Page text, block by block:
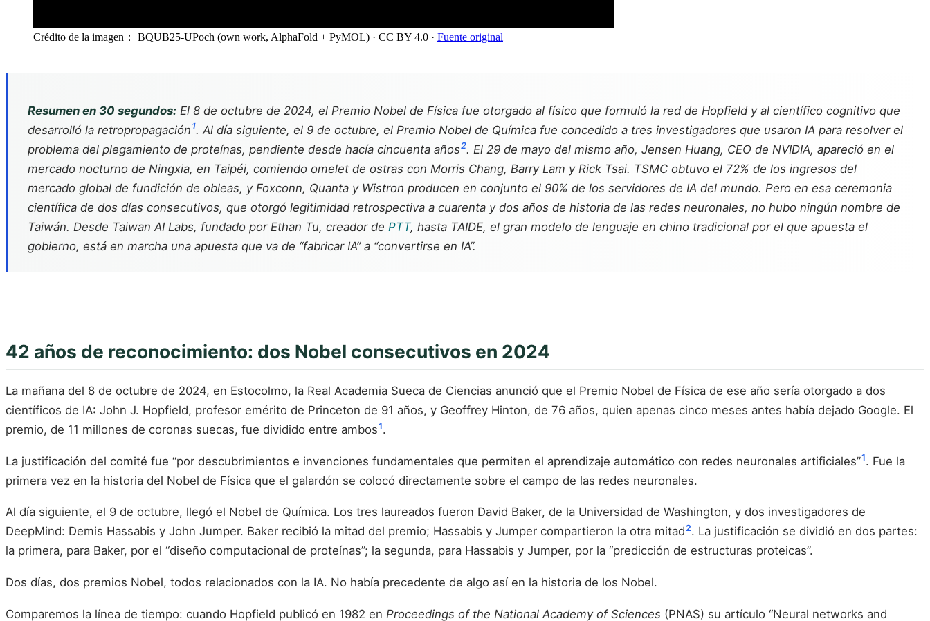
Crédito de la imagen： BQUB25-UPoch (own work, AlphaFold + PyMOL) · CC BY 4.0 · Fuente original
Resumen en 30 segundos: El 8 de octubre de 2024, el Premio Nobel de Física fue otorgado al físico que formuló la red de Hopfield y al científico cognitivo que
desarrolló la retropropagación 1. Al día siguiente, el 9 de octubre, el Premio Nobel de Química fue concedido a tres investigadores que usaron IA para resolver el
problema del plegamiento de proteínas, pendiente desde hacía cincuenta años2. El 29 de mayo del mismo año, Jensen Huang, CEO de NVIDIA, apareció en el
mercado nocturno de Ningxia, en Taipéi, comiendo omelet de ostras con Morris Chang, Barry Lam y Rick Tsai. TSMC obtuvo el 72% de los ingresos del
mercado global de fundición de obleas, y Foxconn, Quanta y Wistron producen en conjunto el 90% de los servidores de IA del mundo. Pero en esa ceremonia
científica de dos días consecutivos, que otorgó legitimidad retrospectiva a cuarenta y dos años de historia de las redes neuronales, no hubo ningún nombre de
Taiwán. Desde Taiwan AI Labs, fundado por Ethan Tu, creador de PTT, hasta TAIDE, el gran modelo de lenguaje en chino tradicional por el que apuesta el
gobierno, está en marcha una apuesta que va de “fabricar IA” a “convertirse en IA”.
42 años de reconocimiento: dos Nobel consecutivos en 2024
La mañana del 8 de octubre de 2024, en Estocolmo, la Real Academia Sueca de Ciencias anunció que el Premio Nobel de Física de ese año sería otorgado a dos
científicos de IA: John J. Hopfield, profesor emérito de Princeton de 91 años, y Geoffrey Hinton, de 76 años, quien apenas cinco meses antes había dejado Google. El
premio, de 11 millones de coronas suecas, fue dividido entre ambos1.
La justificación del comité fue “por descubrimientos e invenciones fundamentales que permiten el aprendizaje automático con redes neuronales artificiales”1. Fue la
primera vez en la historia del Nobel de Física que el galardón se colocó directamente sobre el campo de las redes neuronales.
Al día siguiente, el 9 de octubre, llegó el Nobel de Química. Los tres laureados fueron David Baker, de la Universidad de Washington, y dos investigadores de
DeepMind: Demis Hassabis y John Jumper. Baker recibió la mitad del premio; Hassabis y Jumper compartieron la otra mitad2. La justificación se dividió en dos partes:
la primera, para Baker, por el “diseño computacional de proteínas”; la segunda, para Hassabis y Jumper, por la “predicción de estructuras proteicas”.
Dos días, dos premios Nobel, todos relacionados con la IA. No había precedente de algo así en la historia de los Nobel.
Comparemos la línea de tiempo: cuando Hopfield publicó en 1982 en Proceedings of the National Academy of Sciences (PNAS) su artículo “Neural networks and